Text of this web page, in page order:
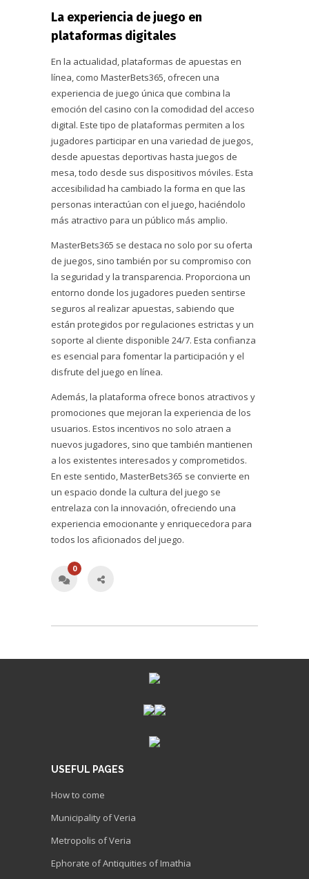
La experiencia de juego en
plataformas digitales
En la actualidad, plataformas de apuestas en
línea, como MasterBets365, ofrecen una
experiencia de juego única que combina la
emoción del casino con la comodidad del acceso
digital. Este tipo de plataformas permiten a los
jugadores participar en una variedad de juegos,
desde apuestas deportivas hasta juegos de
mesa, todo desde sus dispositivos móviles. Esta
accesibilidad ha cambiado la forma en que las
personas interactúan con el juego, haciéndolo
más atractivo para un público más amplio.
MasterBets365 se destaca no solo por su oferta
de juegos, sino también por su compromiso con
la seguridad y la transparencia. Proporciona un
entorno donde los jugadores pueden sentirse
seguros al realizar apuestas, sabiendo que
están protegidos por regulaciones estrictas y un
soporte al cliente disponible 24/7. Esta confianza
es esencial para fomentar la participación y el
disfrute del juego en línea.
Además, la plataforma ofrece bonos atractivos y
promociones que mejoran la experiencia de los
usuarios. Estos incentivos no solo atraen a
nuevos jugadores, sino que también mantienen
a los existentes interesados y comprometidos.
En este sentido, MasterBets365 se convierte en
un espacio donde la cultura del juego se
entrelaza con la innovación, ofreciendo una
experiencia emocionante y enriquecedora para
todos los aficionados del juego.
0
USEFUL PAGES
How to come
Municipality of Veria
Metropolis of Veria
Ephorate of Antiquities of Imathia